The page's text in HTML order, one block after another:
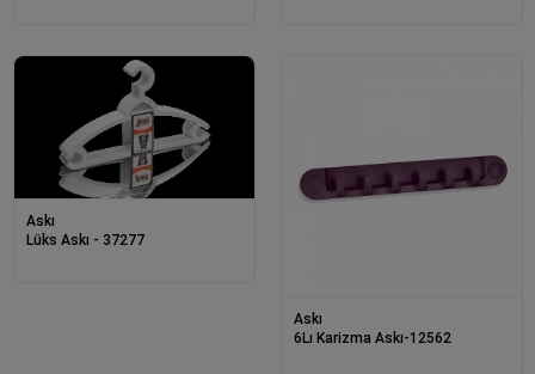
Askı
Lüks Askı - 37277
Askı
6Lı Karizma Askı-12562